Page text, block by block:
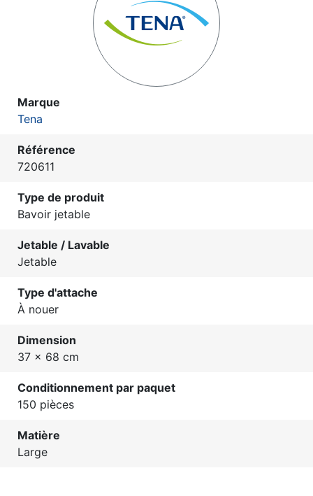
Marque
Tena
Référence
720611
Type de produit
Bavoir jetable
Jetable / Lavable
Jetable
Type d'attache
À nouer
Dimension
37 x 68 cm
Conditionnement par paquet
150 pièces
Matière
Large